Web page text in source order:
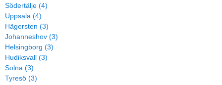
Södertälje (4)
Uppsala (4)
Hägersten (3)
Johanneshov (3)
Helsingborg (3)
Hudiksvall (3)
Solna (3)
Tyresö (3)